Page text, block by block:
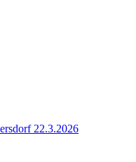
22.3.2026